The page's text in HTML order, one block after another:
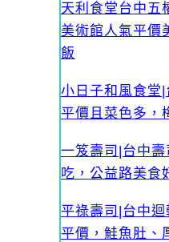
天利食堂台中五
美術館人氣平價
飯
小日子和風食堂|
平價且菜色多，
一笈壽司|台中
吃，公益路美食
平祿壽司|台中
平價，鮭魚肚、